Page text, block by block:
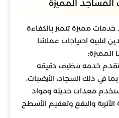
المميزة
مميزة تتميز بالكفاءة
لتلبية احتياجات عملائنا
المميزة:
خدمة تنظيف دقيقة
في ذلك السجاد، الأرضيات،
معدات حديثة ومواد
والبقع وتعقيم الأسطح